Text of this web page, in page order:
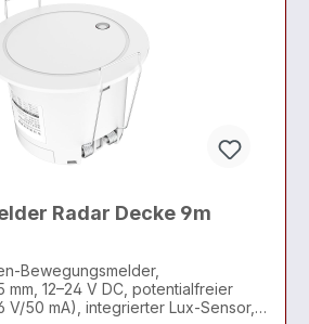
Radar Decke 9m
Bewegungsmelder,
12–24 V DC, potentialfreier
V/50 mA), integrierter Lux-Sensor,